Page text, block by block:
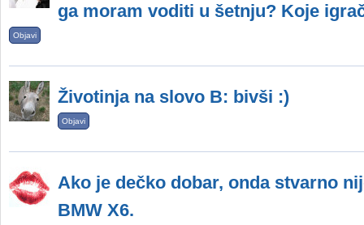
ga moram voditi u šetnju? Koje
Objavi
Životinja na slovo B: bivši :)
Objavi
Ako je dečko dobar, onda stvarno
BMW X6.